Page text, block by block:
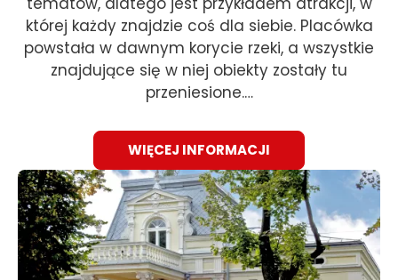
której każdy znajdzie coś dla siebie. Placówka
powstała w dawnym korycie rzeki, a wszystkie
znajdujące się w niej obiekty zostały tu
przeniesione.…
WIĘCEJ INFORMACJI